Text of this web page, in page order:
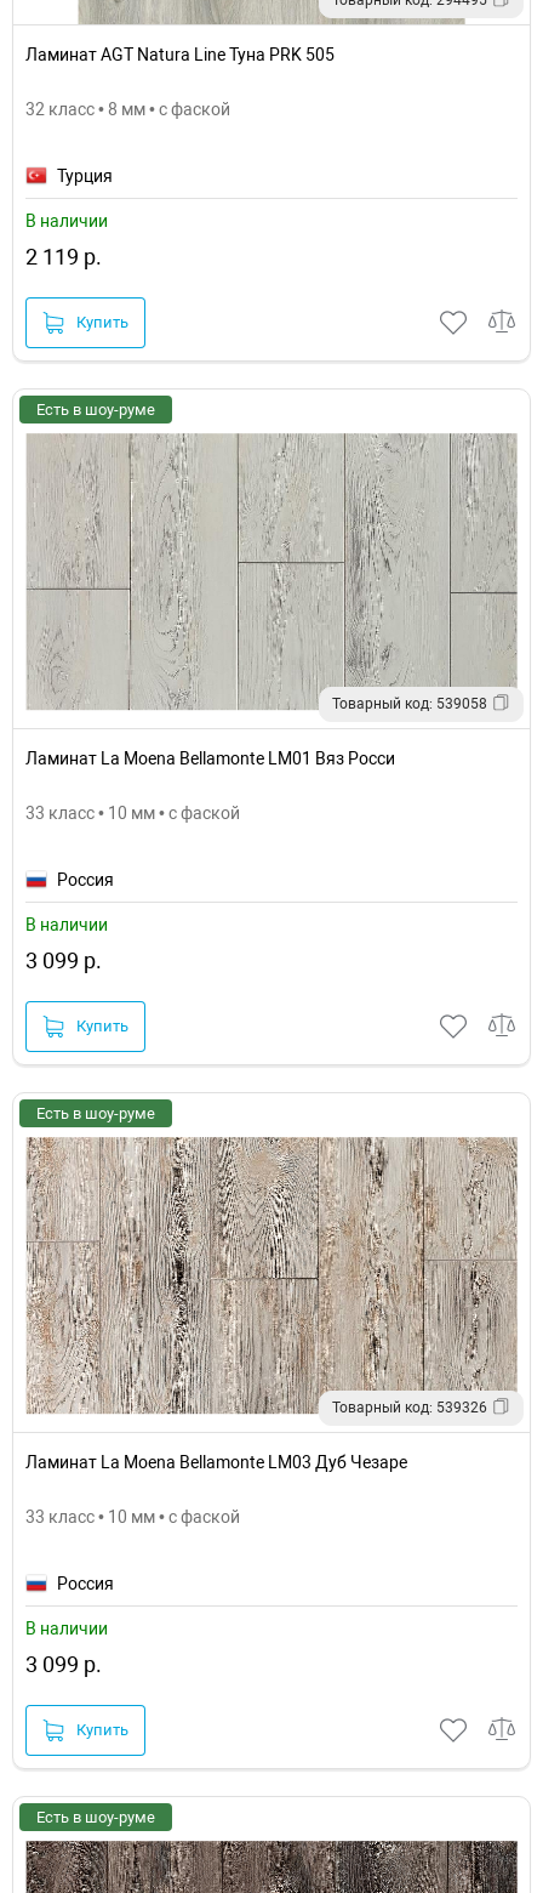
Ламинат AGT Natura Line Туна PRK 505
32 класс • 8 мм • с фаской
Турция
В наличии
2 119 р.
Купить
Есть в шоу-руме
Товарный код: 539058
Ламинат La Moena Bellamonte LM01 Вяз Росси
33 класс • 10 мм • с фаской
Россия
В наличии
3 099 р.
Купить
Есть в шоу-руме
Товарный код: 539326
Ламинат La Moena Bellamonte LM03 Дуб Чезаре
33 класс • 10 мм • с фаской
Россия
В наличии
3 099 р.
Купить
Есть в шоу-руме